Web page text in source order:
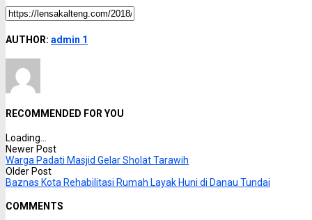
AUTHOR: admin 1
RECOMMENDED FOR YOU
Loading...
Newer Post
Warga Padati Masjid Gelar Sholat Tarawih
Older Post
Baznas Kota Rehabilitasi Rumah Layak Huni di Danau Tundai
COMMENTS